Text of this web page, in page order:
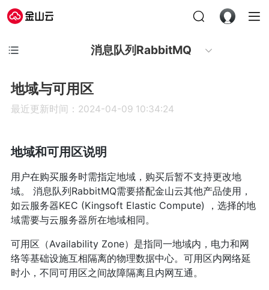
消息队列RabbitMQ
地域与可用区
最近更新时间：2024-04-09 10:34:24
地域和可用区说明
用户在购买服务时需指定地域，购买后暂不支持更改地
域。 消息队列RabbitMQ需要搭配金山云其他产品使用，
如云服务器KEC (Kingsoft Elastic Compute) ，选择的地
域需要与云服务器所在地域相同。
可用区（Availability Zone）是指同一地域内，电力和网
络等基础设施互相隔离的物理数据中心。可用区内网络延
时小，不同可用区之间故障隔离且内网互通。